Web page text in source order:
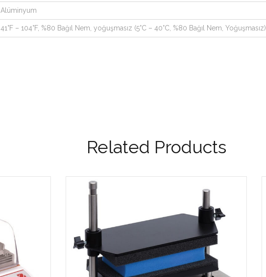
Alüminyum
41°F – 104°F, %80 Bağıl Nem, yoğuşmasız (5°C – 40°C, %80 Bağıl Nem, Yoğuşmasız)
Related Products